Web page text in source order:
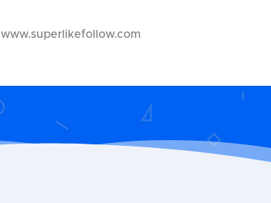
www.superlikefollow.com